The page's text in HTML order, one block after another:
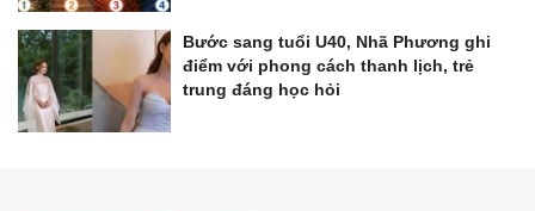
Bước sang tuổi U40, Nhã Phương ghi
điểm với phong cách thanh lịch, trẻ
trung đáng học hỏi